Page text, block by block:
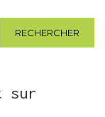
sur